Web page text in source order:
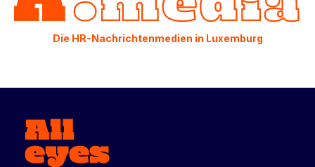
Die HR-Nachrichtenmedien in Luxemburg